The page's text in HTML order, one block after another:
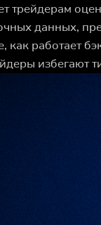
трейдерам
данных,
как работает
избегают